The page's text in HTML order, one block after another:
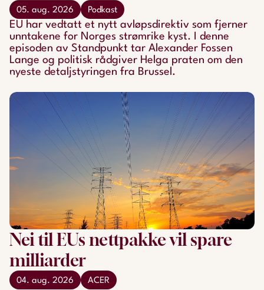
05. aug. 2026 Podkast
EU har vedtatt et nytt avløpsdirektiv som fjerner
unntakene for Norges strømrike kyst. I denne
episoden av Standpunkt tar Alexander Fossen
Lange og politisk rådgiver Helga praten om den
nyeste detaljstyringen fra Brussel.
Nei til EUs nettpakke vil spare
milliarder
04. aug. 2026 ACER